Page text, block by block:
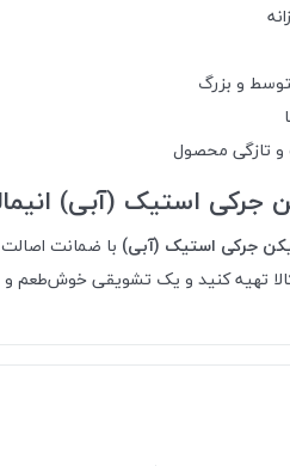
و بزرگ
تازگی محصول
استیک (آبی)
جرکی استیک (آبی) با ضمانت
تهیه کنید و یک تشویقی